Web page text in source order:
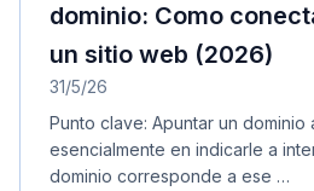
dominio: Como
un sitio web (2026)
31/5/26
Punto clave: Apuntar un dominio
esencialmente en indicarle a
dominio corresponde a ese …